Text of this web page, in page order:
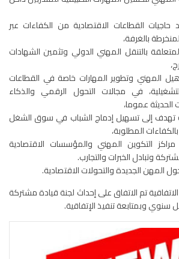
القطاعات الاقتصادية من الكفاءات عبر
بالغرفة،
بالتنقل المهني الدولي وتثمين الشهادات
المهني وتطوير المهارات خاصة في القطاعات
في مجالات التحول الرقمي والذكاء
الحديثة عموما،
تهدف إلى تسهيل إدماج الشباب في سوق الشغل
المطلوبة،
التكوين المهني والمؤسسات الاقتصادية
وتبادل الخبرات والتجارب.
المهن الجديدة والتحولات الاقتصادية.
تم الاتفاق على إحداث لجنة قيادة مشتركة
وبمتابعة تنفيذ الإتفاقية.